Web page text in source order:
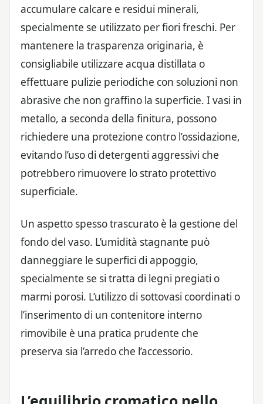
accumulare calcare e residui minerali,
specialmente se utilizzato per fiori freschi. Per
mantenere la trasparenza originaria, è
consigliabile utilizzare acqua distillata o
effettuare pulizie periodiche con soluzioni non
abrasive che non graffino la superficie. I vasi in
metallo, a seconda della finitura, possono
richiedere una protezione contro l’ossidazione,
evitando l’uso di detergenti aggressivi che
potrebbero rimuovere lo strato protettivo
superficiale.
Un aspetto spesso trascurato è la gestione del
fondo del vaso. L’umidità stagnante può
danneggiare le superfici di appoggio,
specialmente se si tratta di legni pregiati o
marmi porosi. L’utilizzo di sottovasi coordinati o
l’inserimento di un contenitore interno
rimovibile è una pratica prudente che
preserva sia l’arredo che l’accessorio.